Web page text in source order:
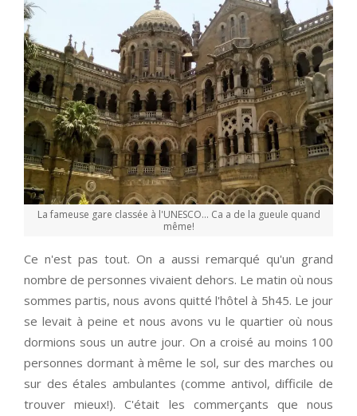
La fameuse gare classée à l'UNESCO... Ca a de la gueule quand
même!
Ce n'est pas tout. On a aussi remarqué qu'un grand
nombre de personnes vivaient dehors. Le matin où nous
sommes partis, nous avons quitté l'hôtel à 5h45. Le jour
se levait à peine et nous avons vu le quartier où nous
dormions sous un autre jour. On a croisé au moins 100
personnes dormant à même le sol, sur des marches ou
sur des étales ambulantes (comme antivol, difficile de
trouver mieux!). C'était les commerçants que nous